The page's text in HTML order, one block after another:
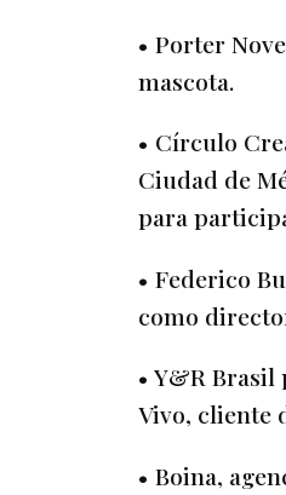
• Porter
mascota.
• Círculo
Ciudad de
para
• Federico
como
• Y&R Brasil
Vivo, cliente
• Boina,